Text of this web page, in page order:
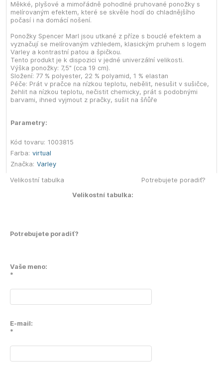
Měkké, plyšové a mimořádně pohodlné pruhované ponožky s
melírovaným efektem, které se skvěle hodí do chladnějšího
počasí i na domácí nošení.
Ponožky Spencer Marl jsou utkané z příze s bouclé efektem a
vyznačují se melírovaným vzhledem, klasickým pruhem s logem
Varley a kontrastní patou a špičkou.
Tento produkt je k dispozici v jedné univerzální velikosti.
Výška ponožky: 7,5" (cca 19 cm).
Složení: 77 % polyester, 22 % polyamid, 1 % elastan
Péče: Prát v pračce na nízkou teplotu, nebělit, nesušit v sušičce,
žehlit na nízkou teplotu, nečistit chemicky, prát s podobnými
barvami, ihned vyjmout z pračky, sušit na šňůře
Parametry:
Kód tovaru: 1003815
Farba: virtual
Značka: Varley
Velikostní tabulka
Velikostní tabulka:
Potrebujete poradiť?
Potrebujete poradiť?
Vaše meno:
*
E-mail:
*